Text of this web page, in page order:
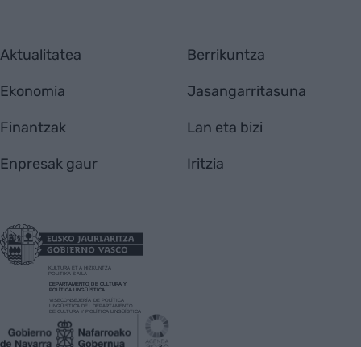
Aktualitatea
Ekonomia
Finantzak
Enpresak gaur
Berrikuntza
Jasangarritasuna
Lan eta bizi
Iritzia